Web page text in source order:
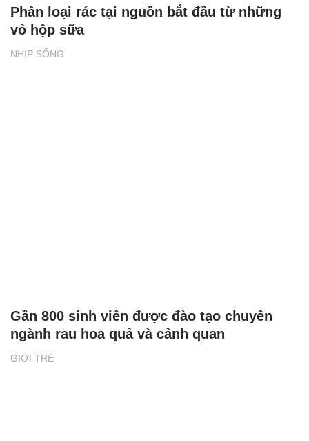
NHỊP SỐNG
Phân loại rác tại nguồn bắt đầu từ những
vỏ hộp sữa
GIỚI TRẺ
Gần 800 sinh viên được đào tạo chuyên
ngành rau hoa quả và cảnh quan